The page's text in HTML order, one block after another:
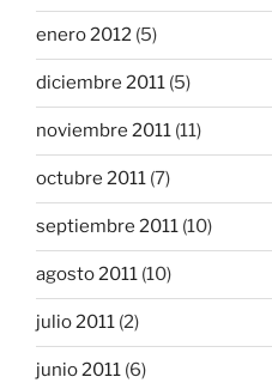
enero 2012 (5)
diciembre 2011 (5)
noviembre 2011 (11)
octubre 2011 (7)
septiembre 2011 (10)
agosto 2011 (10)
julio 2011 (2)
junio 2011 (6)